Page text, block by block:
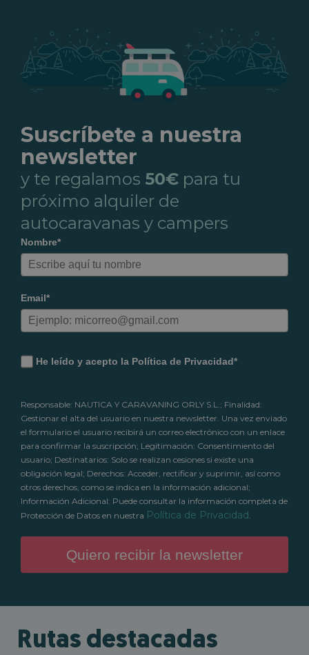
Suscríbete a nuestra
newsletter
y te regalamos 50€ para tu
próximo alquiler de
autocaravanas y campers
Nombre*
Email*
He leído y acepto la Política de Privacidad*
Responsable: NAUTICA Y CARAVANING ORLY S.L.; Finalidad:
Gestionar el alta del usuario en nuestra newsletter. Una vez enviado
el formulario el usuario recibirá un correo electrónico con un enlace
para confirmar la suscripción; Legitimación: Consentimiento del
usuario; Destinatarios: Solo se realizan cesiones si existe una
obligación legal; Derechos: Acceder, rectificar y suprimir, así como
otros derechos, como se indica en la información adicional;
Información Adicional: Puede consultar la información completa de
Protección de Datos en nuestra Política de Privacidad.
Quiero recibir la newsletter
Rutas destacadas